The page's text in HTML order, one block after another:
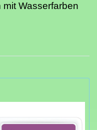
Wasserfarben